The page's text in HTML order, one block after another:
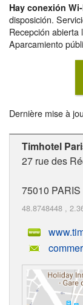
Hay conexión
disposición.
Recepción abierta
Aparcamiento
Dernière mise à
Timhotel
27 rue des
75010 PARIS
48.8748448 ,